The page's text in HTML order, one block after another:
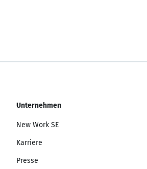
Unternehmen
New Work SE
Karriere
Presse